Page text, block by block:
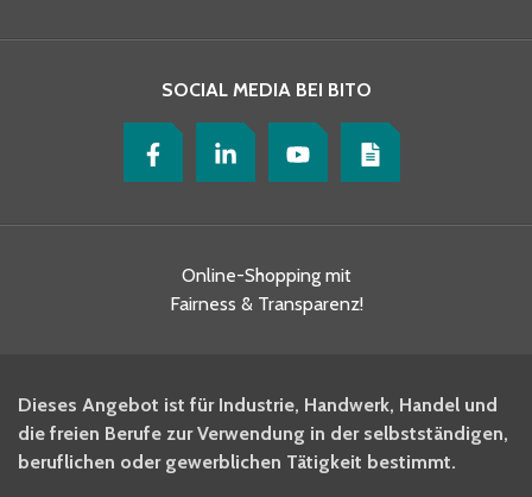
SOCIAL MEDIA BEI BITO
Online-Shopping mit
Fairness & Transparenz!
Dieses Angebot ist für Industrie, Handwerk, Handel und
die freien Berufe zur Verwendung in der selbstständigen,
beruflichen oder gewerblichen Tätigkeit bestimmt.